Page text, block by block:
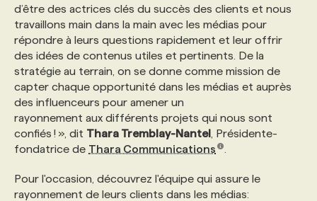
d’être des actrices clés du succès des clients et nous
travaillons main dans la main avec les médias pour
répondre à leurs questions rapidement et leur offrir
des idées de contenus utiles et pertinents. De la
stratégie au terrain, on se donne comme mission de
capter chaque opportunité dans les médias et auprès
des influenceurs pour amener un
rayonnement aux différents projets qui nous sont
confiés ! », dit Thara Tremblay-Nantel , Présidente-
fondatrice de Thara Communications
Pour l'occasion, découvrez l'équipe qui assure le
rayonnement de leurs clients dans les médias: